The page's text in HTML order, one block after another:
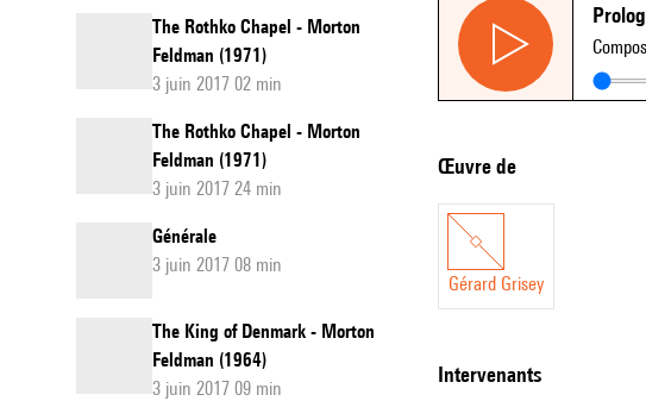
The Rothko Chapel - Morton
Feldman (1971)
3 juin 2017 02 min
The Rothko Chapel - Morton
Feldman (1971)
3 juin 2017 24 min
Générale
3 juin 2017 08 min
The King of Denmark - Morton
Feldman (1964)
3 juin 2017 09 min
Œuvre de
Gérard Grisey
intervenants